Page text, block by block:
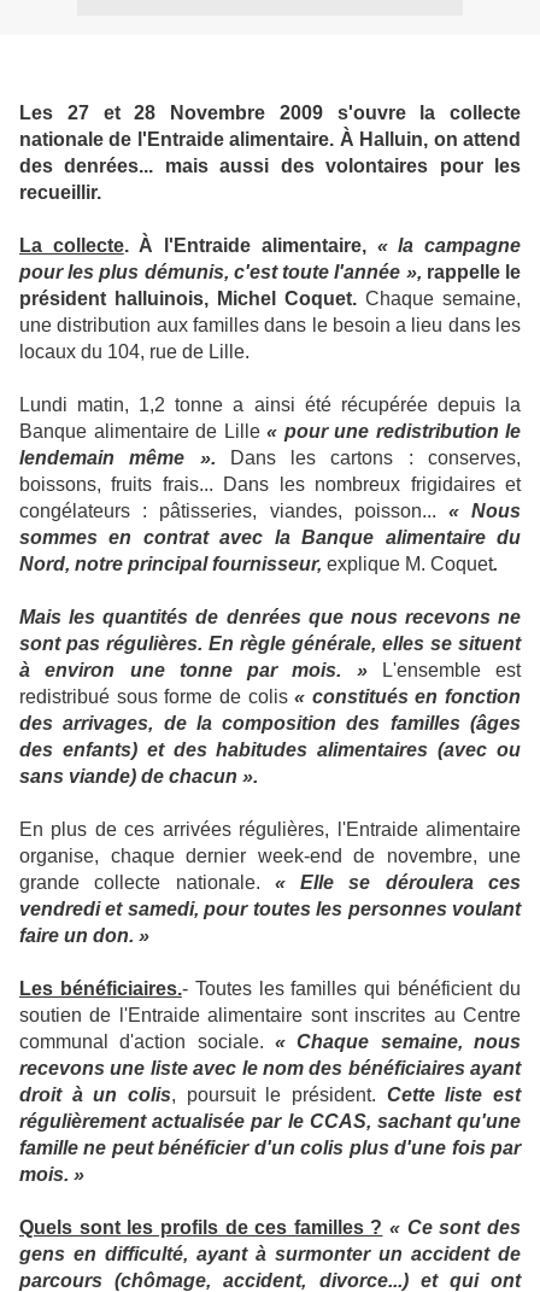
Les 27 et 28 Novembre 2009 s'ouvre la collecte
nationale de l'Entraide alimentaire. À Halluin, on attend
des denrées... mais aussi des volontaires pour les
recueillir.
La collecte. À l'Entraide alimentaire, « la campagne
pour les plus démunis, c'est toute l'année », rappelle le
président halluinois, Michel Coquet. Chaque semaine,
une distribution aux familles dans le besoin a lieu dans les
locaux du 104, rue de Lille.
Lundi matin, 1,2 tonne a ainsi été récupérée depuis la
Banque alimentaire de Lille « pour une redistribution le
lendemain même ». Dans les cartons : conserves,
boissons, fruits frais... Dans les nombreux frigidaires et
congélateurs : pâtisseries, viandes, poisson... « Nous
sommes en contrat avec la Banque alimentaire du
Nord, notre principal fournisseur, explique M. Coquet.
Mais les quantités de denrées que nous recevons ne
sont pas régulières. En règle générale, elles se situent
à environ une tonne par mois. »L'ensemble est
redistribué sous forme de colis« constitués en fonction
des arrivages, de la composition des familles (âges
des enfants) et des habitudes alimentaires (avec ou
sans viande) de chacun ».
En plus de ces arrivées régulières, l'Entraide alimentaire
organise, chaque dernier week-end de novembre, une
grande collecte nationale. « Elle se déroulera ces
vendredi et samedi, pour toutes les personnes voulant
faire un don. »
Les bénéficiaires.- Toutes les familles qui bénéficient du
soutien de l'Entraide alimentaire sont inscrites au Centre
communal d'action sociale. « Chaque semaine, nous
recevons une liste avec le nom des bénéficiaires ayant
droit à un colis, poursuit le président. Cette liste est
régulièrement actualisée par le CCAS, sachant qu'une
famille ne peut bénéficier d'un colis plus d'une fois par
mois. »
Quels sont les profils de ces familles ? « Ce sont des
gens en difficulté, ayant à surmonter un accident de
parcours (chômage, accident, divorce...) et qui ont